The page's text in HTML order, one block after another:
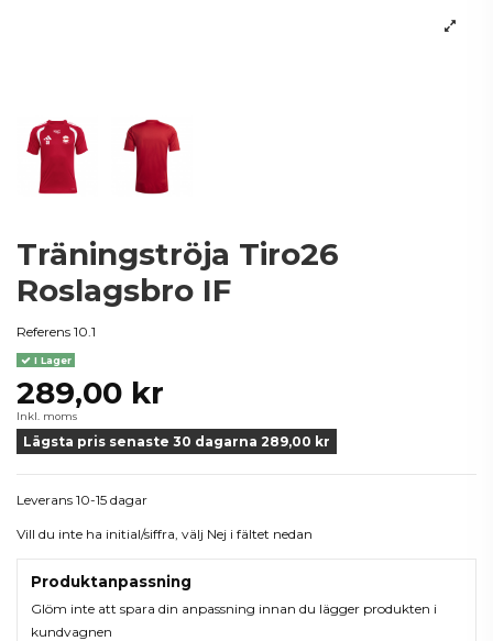
Träningströja Tiro26
Roslagsbro IF
Referens 10.1
I Lager
289,00 kr
Inkl. moms
Lägsta pris senaste 30 dagarna 289,00 kr
Leverans 10-15 dagar
Vill du inte ha initial/siffra, välj Nej i fältet nedan
Produktanpassning
Glöm inte att spara din anpassning innan du lägger produkten i
kundvagnen